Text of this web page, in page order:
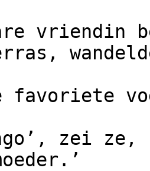
vriendin
zei